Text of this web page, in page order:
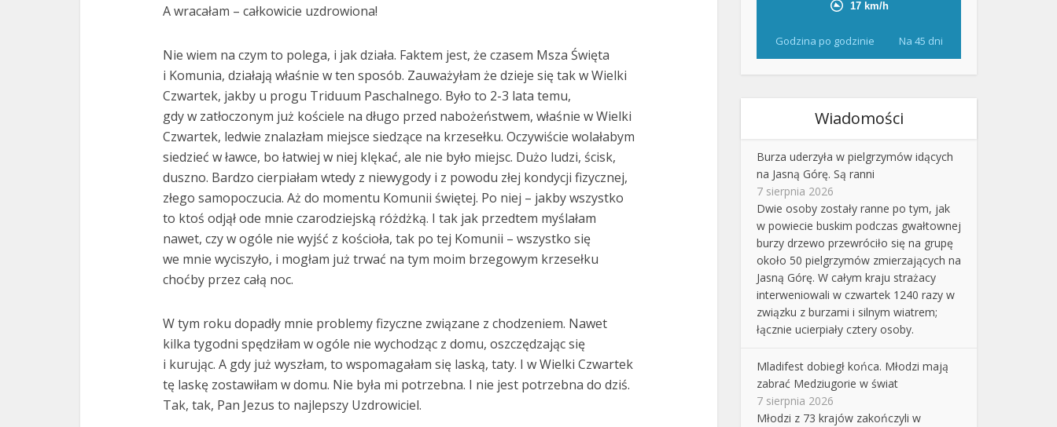
A wracałam – całkowicie uzdrowiona!
Nie wiem na czym to polega, i jak działa. Faktem jest, że czasem Msza Święta
i Komunia, działają właśnie w ten sposób. Zauważyłam że dzieje się tak w Wielki
Czwartek, jakby u progu Triduum Paschalnego. Było to 2-3 lata temu,
gdy w zatłoczonym już kościele na długo przed nabożeństwem, właśnie w Wielki
Czwartek, ledwie znalazłam miejsce siedzące na krzesełku. Oczywiście wolałabym
siedzieć w ławce, bo łatwiej w niej klękać, ale nie było miejsc. Dużo ludzi, ścisk,
duszno. Bardzo cierpiałam wtedy z niewygody i z powodu złej kondycji fizycznej,
złego samopoczucia. Aż do momentu Komunii świętej. Po niej – jakby wszystko
to ktoś odjął ode mnie czarodziejską różdżką. I tak jak przedtem myślałam
nawet, czy w ogóle nie wyjść z kościoła, tak po tej Komunii – wszystko się
we mnie wyciszyło, i mogłam już trwać na tym moim brzegowym krzesełku
choćby przez całą noc.
W tym roku dopadły mnie problemy fizyczne związane z chodzeniem. Nawet
kilka tygodni spędziłam w ogóle nie wychodząc z domu, oszczędzając się
i kurując. A gdy już wyszłam, to wspomagałam się laską, taty. I w Wielki Czwartek
tę laskę zostawiłam w domu. Nie była mi potrzebna. I nie jest potrzebna do dziś.
Tak, tak, Pan Jezus to najlepszy Uzdrowiciel.
Godzina po godzinie Na 45 dni
Wiadomości
Burza uderzyła w pielgrzymów idących
na Jasną Górę. Są ranni
7 sierpnia 2026
Dwie osoby zostały ranne po tym, jak
w powiecie buskim podczas gwałtownej
burzy drzewo przewróciło się na grupę
około 50 pielgrzymów zmierzających na
Jasną Górę. W całym kraju strażacy
interweniowali w czwartek 1240 razy w
związku z burzami i silnym wiatrem;
łącznie ucierpiały cztery osoby.
Mladifest dobiegł końca. Młodzi mają
zabrać Medziugorie w świat
7 sierpnia 2026
Młodzi z 73 krajów zakończyli w